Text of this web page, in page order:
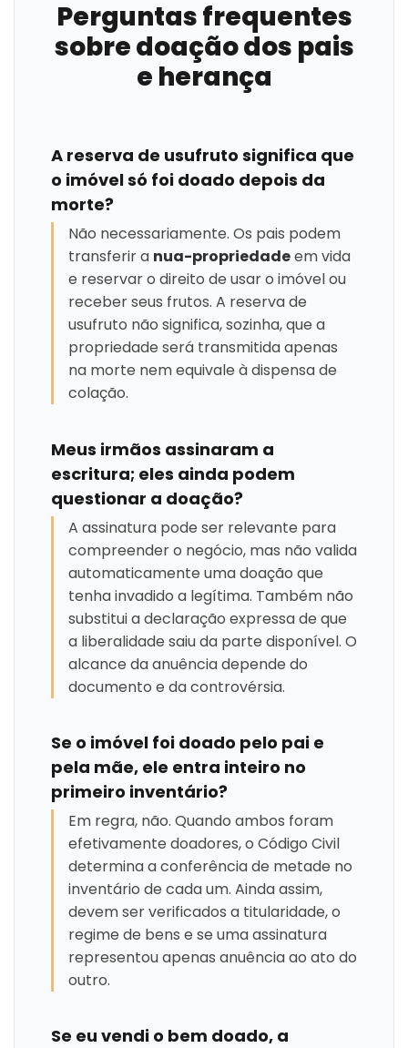
Perguntas frequentes
sobre doação dos pais
e herança
A reserva de usufruto significa que
o imóvel só foi doado depois da
morte?
Não necessariamente. Os pais podem
transferir a nua-propriedadeem vida
e reservar o direito de usar o imóvel ou
receber seus frutos. A reserva de
usufruto não significa, sozinha, que a
propriedade será transmitida apenas
na morte nem equivale à dispensa de
colação.
Meus irmãos assinaram a
escritura; eles ainda podem
questionar a doação?
A assinatura pode ser relevante para
compreender o negócio, mas não valida
automaticamente uma doação que
tenha invadido a legítima. Também não
substitui a declaração expressa de que
a liberalidade saiu da parte disponível. O
alcance da anuência depende do
documento e da controvérsia.
Se o imóvel foi doado pelo pai e
pela mãe, ele entra inteiro no
primeiro inventário?
Em regra, não. Quando ambos foram
efetivamente doadores, o Código Civil
determina a conferência de metade no
inventário de cada um. Ainda assim,
devem ser verificados a titularidade, o
regime de bens e se uma assinatura
representou apenas anuência ao ato do
outro.
Se eu vendi o bem doado, a